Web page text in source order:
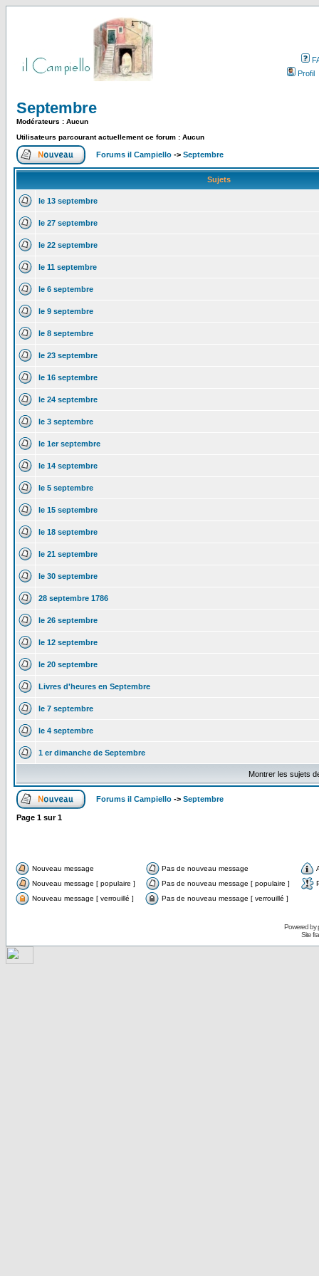
Profil
Septembre
Modérateurs : Aucun
Utilisateurs parcourant actuellement ce forum : Aucun
Forums il Campiello -> Septembre
Sujets
le 13 septembre
le 27 septembre
le 22 septembre
le 11 septembre
le 6 septembre
le 9 septembre
le 8 septembre
le 23 septembre
le 16 septembre
le 24 septembre
le 3 septembre
le 1er septembre
le 14 septembre
le 5 septembre
le 15 septembre
le 18 septembre
le 21 septembre
le 30 septembre
28 septembre 1786
le 26 septembre
le 12 septembre
le 20 septembre
Livres d'heures en Septembre
le 7 septembre
le 4 septembre
1 er dimanche de Septembre
Montrer les sujets
Forums il Campiello -> Septembre
Page 1 sur1
Nouveau message Pas de nouveau message
Nouveau message [ populaire ]
Pas de nouveau message [ populaire ]
Nouveau message [ verrouillé ]
Pas de nouveau message [ verrouillé ]
Powered by
Site